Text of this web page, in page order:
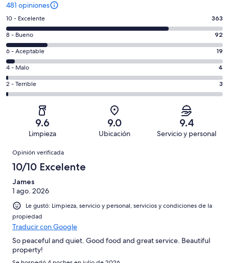
481 opiniones
Puntuación
de
10,
es
decir,
Excelente.
Basada
en
opiniones
10 - Excelente 363
Puntuación
de
8,
es
decir,
Bueno.
Basada
opiniones
8 - Bueno 92
Puntuación
de
6,
es
decir,
Aceptable.
de
opiniones
6 - Aceptable 19
Puntuación
de
4,
Basada
de
opiniones
4 - Malo 4
Puntuación
de
Terrible.
Basada
de
481
opiniones
2 - Terrible 3
9.6
Limpieza
9.0
Ubicación
9.4
Servicio y personal
Opiniones
Opinión verificada
10/10 Excelente
James
1 ago. 2026
Le gustó: Limpieza, servicio y personal, servicios y condiciones de la
propiedad
Traducir con Google
So peaceful and quiet. Good food and great service. Beautiful
property!